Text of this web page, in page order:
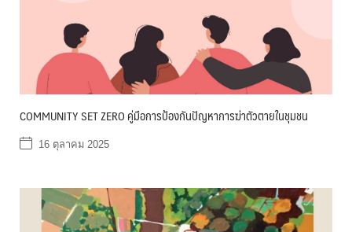
COMMUNITY SET ZERO คู่มือการป้องกันปัญหาการฆ่าตัวตายในชุมชน
16 ตุลาคม 2025